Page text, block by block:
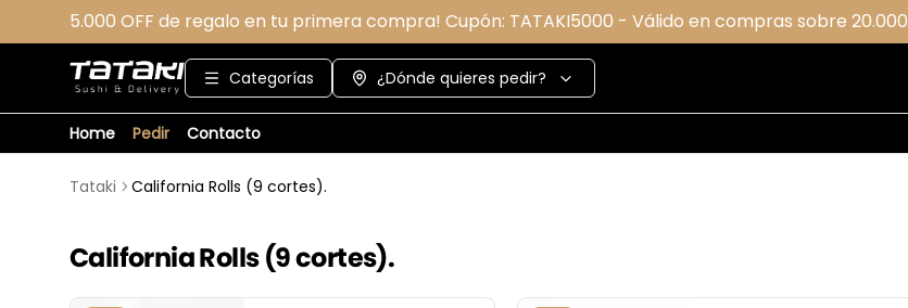
5.000 OFF de regalo en tu primera compra! Cupón: TATAKI5000 - Válido en compras sobre 20.000
Categorías ¿Dónde quieres pedir?
Home Pedir Contacto
Tataki California Rolls (9 cortes).
California Rolls (9 cortes).